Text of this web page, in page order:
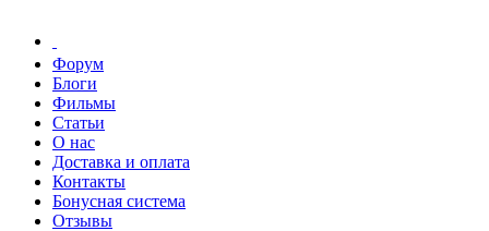
Форум
Блоги
Фильмы
Статьи
О нас
Доставка и оплата
Контакты
Бонусная система
Отзывы